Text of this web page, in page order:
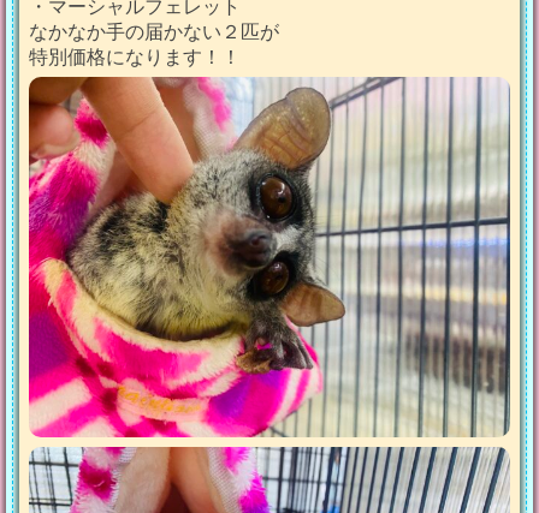
・マーシャルフェレット
なかなか手の届かない２匹が
特別価格になります！！